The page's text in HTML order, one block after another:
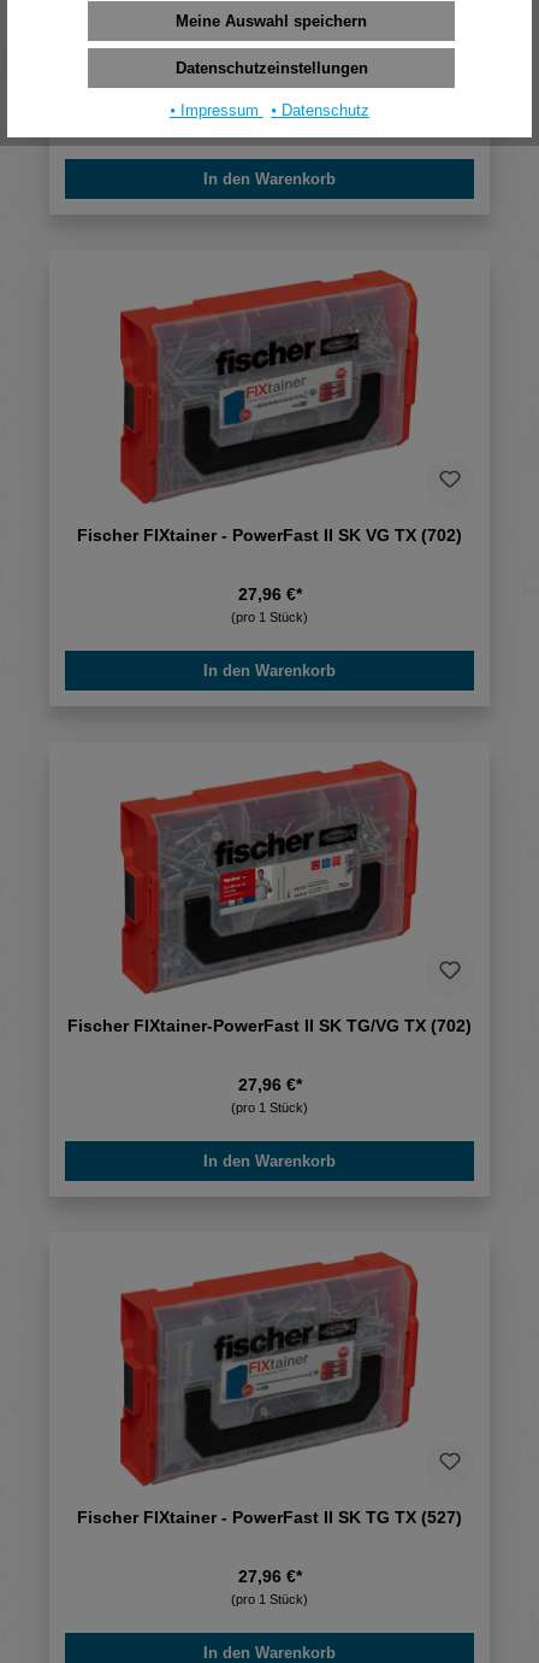
Fischer Meisterbox - PowerFast II SK TG/VG
TX(222)
18,11 €*
In den Warenkorb
Fischer FIXtainer - PowerFast II SK VG TX (702)
27,96 €*
(pro 1 Stück)
In den Warenkorb
Fischer FIXtainer-PowerFast II SK TG/VG TX (702)
27,96 €*
(pro 1 Stück)
In den Warenkorb
Fischer FIXtainer - PowerFast II SK TG TX (527)
27,96 €*
(pro 1 Stück)
In den Warenkorb
Meine Auswahl speichern
Datenschutzeinstellungen
⦁ Impressum ⦁ Datenschutz